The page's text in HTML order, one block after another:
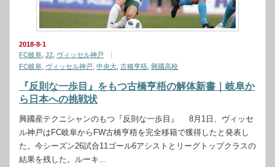
2018-8-1
FC岐阜 J2 ヴィッセル神戸
FC岐阜 ヴィッセル神戸 中央大 古橋亨梧 興國高校
『反則な一歩目』をもつ古橋亨梧の解体新書｜岐阜か
ら日本への挑戦状
興國産テクニシャンのもつ『反則な一歩目』 8月1日、ヴィッセ
ル神戸はFC岐阜からFW古橋亨梧を完全移籍で獲得したと発表し
た。今シーズン26試合11ゴール6アシストとリーグトップクラスの
結果を残した。ルーキ…